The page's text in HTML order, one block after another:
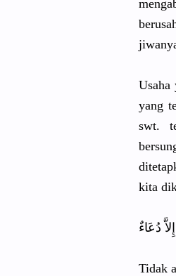
Usaha
yang
swt.
kita
Tidak